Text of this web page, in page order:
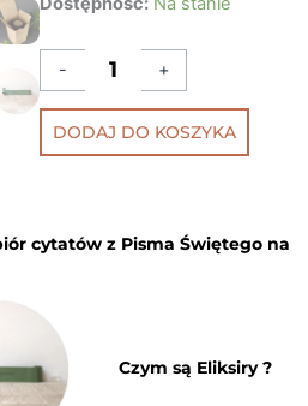
-
Słowa
Bożego
+
DODAJ DO KOSZYKA
cytatów z Pisma Świętego na
Czym są Eliksiry ?